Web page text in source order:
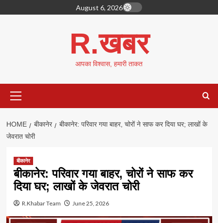
to
August 6, 2026
R.खबर
आपका विश्वास, हमारी ताकत
Menu
HOME बीकानेर
बीकानेर: परिवार गया बाहर, चोरों ने साफ कर दिया घर; लाखों के
जेवरात चोरी
बीकानेर
बीकानेर: परिवार गया बाहर, चोरों ने साफ कर
दिया घर; लाखों के जेवरात चोरी
R.Khabar Team June 25, 2026